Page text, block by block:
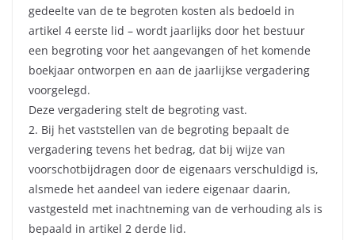
gedeelte van de te begroten kosten als bedoeld in
artikel 4 eerste lid – wordt jaarlijks door het bestuur
een begroting voor het aangevangen of het komende
boekjaar ontworpen en aan de jaarlijkse vergadering
voorgelegd.
Deze vergadering stelt de begroting vast.
2. Bij het vaststellen van de begroting bepaalt de
vergadering tevens het bedrag, dat bij wijze van
voorschotbijdragen door de eigenaars verschuldigd is,
alsmede het aandeel van iedere eigenaar daarin,
vastgesteld met inachtneming van de verhouding als is
bepaald in artikel 2 derde lid.